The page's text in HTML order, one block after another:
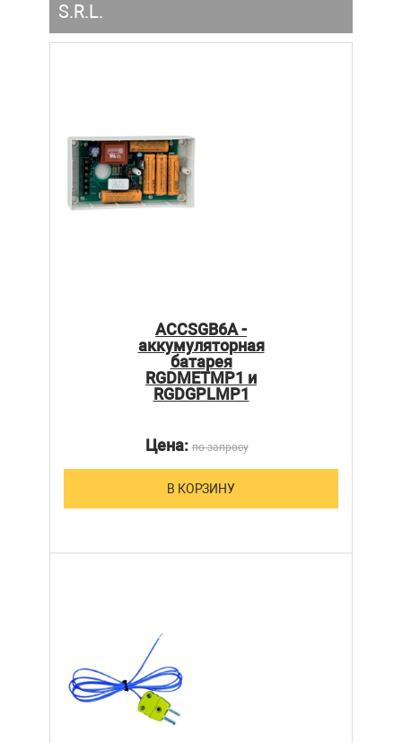
S.R.L.
ACCSGB6A -
аккумуляторная
батарея
RGDMETMP1 и
RGDGPLMP1
Цена:по запросу
В КОРЗИНУ